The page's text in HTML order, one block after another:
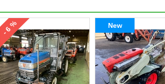
- 6 % New